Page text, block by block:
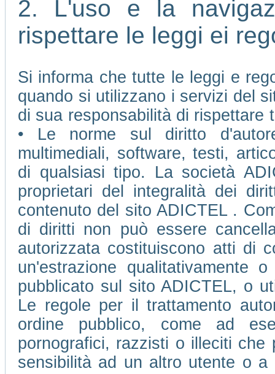
2. L'uso e la
rispettare le leggi ei
Si informa che tutte le leggi e
quando si utilizzano i servizi del
di sua responsabilità di rispettare
• Le norme sul diritto
multimediali, software, testi,
di qualsiasi tipo. La società
proprietari del integralità dei
contenuto del sito ADICTEL .
di diritti non può essere
autorizzata costituiscono atti di
un'estrazione qualitativamente
pubblicato sul sito ADICTEL, o
Le regole per il trattamento
ordine pubblico, come ad
pornografici, razzisti o illeciti che
sensibilità ad un altro utente o a